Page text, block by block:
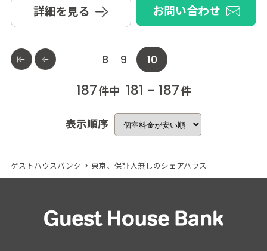
詳細を見る お問い合わせ
8 9 10
187件中 181 - 187件
表示順序
ゲストハウスバンク > 東京、保証人無しのシェアハウス